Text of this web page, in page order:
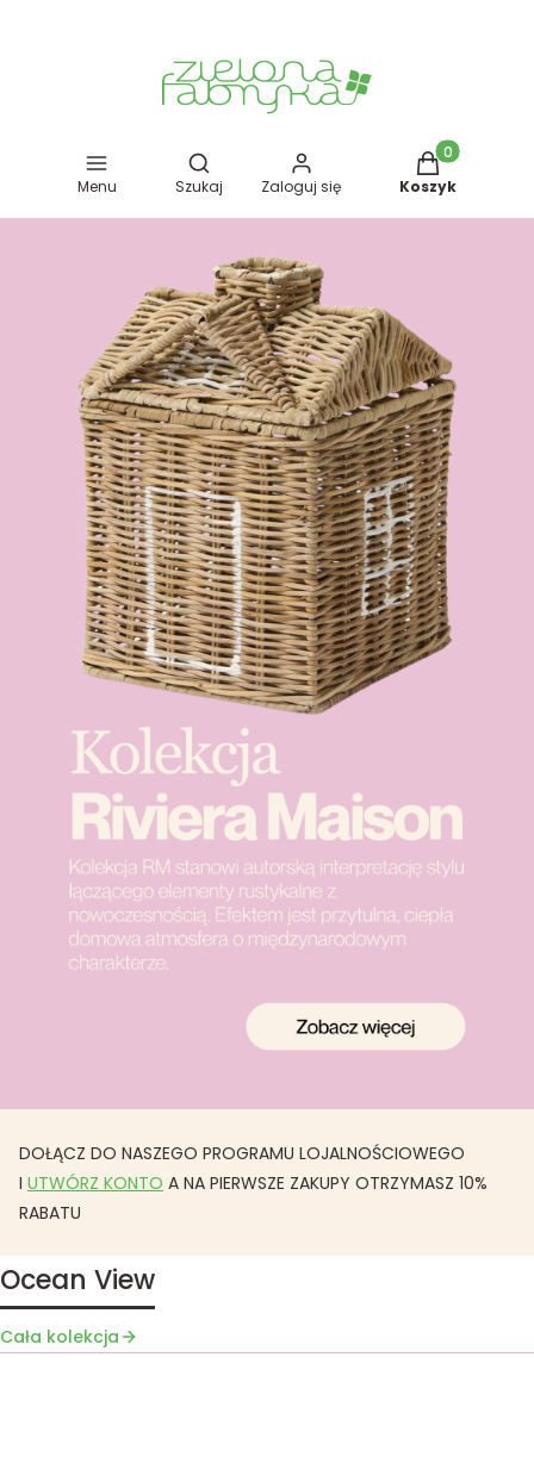
Menu
Otwórz wyszukiwarkę
Szukaj Zaloguj się
Produkty w
Koszyk
DOŁĄCZ DO NASZEGO PROGRAMU LOJALNOŚCIOWEGO
I UTWÓRZ KONTO A NA PIERWSZE ZAKUPY OTRZYMASZ 10%
RABATU
Ocean View
Cała kolekcja